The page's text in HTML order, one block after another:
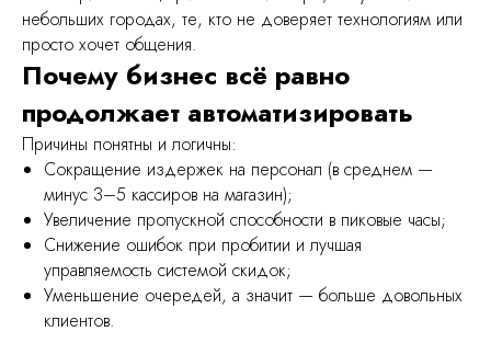
небольших городах, те, кто не доверяет технологиям или
просто хочет общения.
Почему бизнес всё равно
продолжает автоматизировать
Причины понятны и логичны:
Сокращение издержек на персонал (в среднем —
минус 3–5 кассиров на магазин);
Увеличение пропускной способности в пиковые часы;
Снижение ошибок при пробитии и лучшая
управляемость системой скидок;
Уменьшение очередей, а значит — больше довольных
клиентов.
Расскажите нам, как мы
можем вам помочь